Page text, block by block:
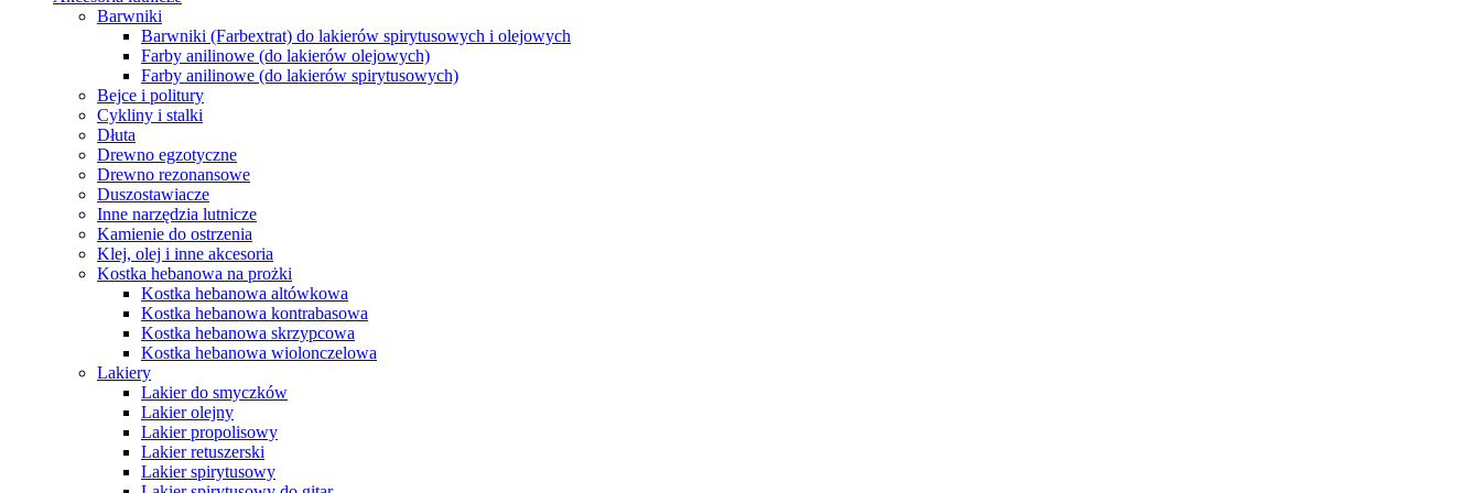
Barwniki
Barwniki (Farbextrat) do lakierów spirytusowych i olejowych
Farby anilinowe (do lakierów olejowych)
Farby anilinowe (do lakierów spirytusowych)
Bejce i politury
Cykliny i stalki
Dłuta
Drewno egzotyczne
Drewno rezonansowe
Duszostawiacze
Inne narzędzia lutnicze
Kamienie do ostrzenia
Klej, olej i inne akcesoria
Kostka hebanowa na prożki
Kostka hebanowa altówkowa
Kostka hebanowa kontrabasowa
Kostka hebanowa skrzypcowa
Kostka hebanowa wiolonczelowa
Lakiery
Lakier do smyczków
Lakier olejny
Lakier propolisowy
Lakier retuszerski
Lakier spirytusowy